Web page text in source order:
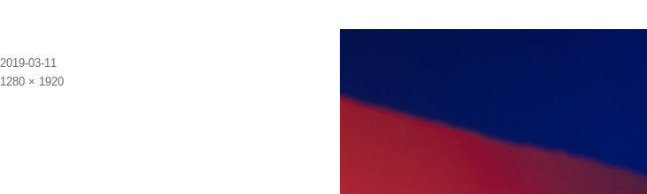
发
布
2019-03-11
原
1280 × 1920